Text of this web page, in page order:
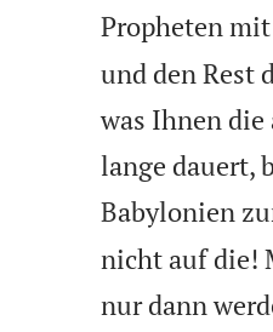
Propheten
und den Rest
was Ihnen die
lange dauert,
Babylonien
nicht auf die!
nur dann